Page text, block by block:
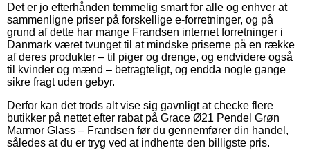
Det er jo efterhånden temmelig smart for alle og enhver at
sammenligne priser på forskellige e-forretninger, og på
grund af dette har mange Frandsen internet forretninger i
Danmark været tvunget til at mindske priserne på en række
af deres produkter – til piger og drenge, og endvidere også
til kvinder og mænd – betragteligt, og endda nogle gange
sikre fragt uden gebyr.
Derfor kan det trods alt vise sig gavnligt at checke flere
butikker på nettet efter rabat på Grace Ø21 Pendel Grøn
Marmor Glass – Frandsen før du gennemfører din handel,
således at du er tryg ved at indhente den billigste pris.